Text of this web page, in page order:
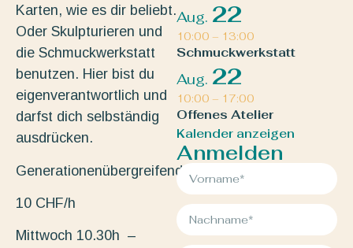
Karten, wie es dir beliebt.
Oder Skulpturieren und
die Schmuckwerkstatt
benutzen. Hier bist du
eigenverantwortlich und
darfst dich selbständig
ausdrücken.
Generationenübergreifend.
10 CHF/h
Mittwoch 10.30h –
Aug. 22
10:00 – 13:00
Schmuckwerkstatt
Aug. 22
10:00 – 17:00
Offenes Atelier
Kalender anzeigen
Anmelden